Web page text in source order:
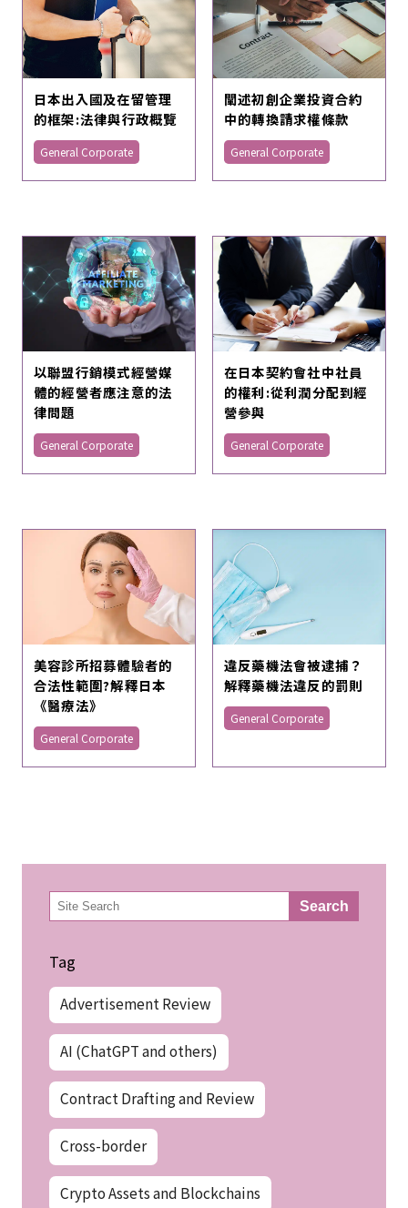
日本出入國及在留管理
的框架:法律與行政概覽
General Corporate
闡述初創企業投資合約
中的轉換請求權條款
General Corporate
以聯盟行銷模式經營媒
體的經營者應注意的法
律問題
General Corporate
在日本契約會社中社員
的權利:從利潤分配到經
營參與
General Corporate
美容診所招募體驗者的
合法性範圍?解釋日本
《醫療法》
General Corporate
違反藥機法會被逮捕？
解釋藥機法違反的罰則
General Corporate
検
索 Search
Tag
Advertisement Review
AI (ChatGPT and others)
Contract Drafting and Review
Cross-border
Crypto Assets and Blockchains